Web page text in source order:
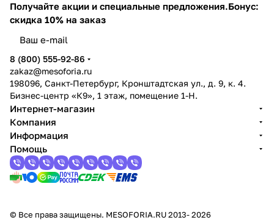
Получайте акции и специальные предложения.Бонус:
скидка 10% на заказ
8 (800) 555-92-86
zakaz@mesoforia.ru
198096, Санкт-Петербург, Кронштадтская ул., д. 9, к. 4.
Бизнес-центр «К9», 1 этаж, помещение 1-Н.
Интернет-магазин
Компания
Информация
Помощь
© Все права защищены. MESOFORIA.RU 2013- 2026